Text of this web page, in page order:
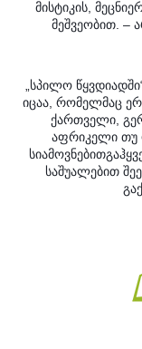
მისტიკის,
მეშვეობით. –
„სპილო
იცაა, რომელმაც
ქართველი,
აფრიკელი თუ
საშუალებით